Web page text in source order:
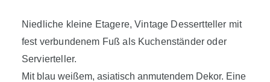
Niedliche kleine Etagere, Vintage Dessertteller mit
fest verbundenem Fuß als Kuchenständer oder
Servierteller.
Mit blau weißem, asiatisch anmutendem Dekor. Eine